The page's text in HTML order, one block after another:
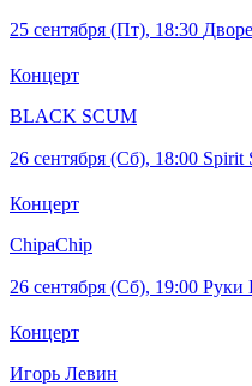
25 сентября (Пт), 18:30
Концерт
BLACK SCUM
26 сентября (Сб), 18:00 Spirit
Концерт
ChipaChip
26 сентября (Сб), 19:00 Руки
Концерт
Игорь Левин